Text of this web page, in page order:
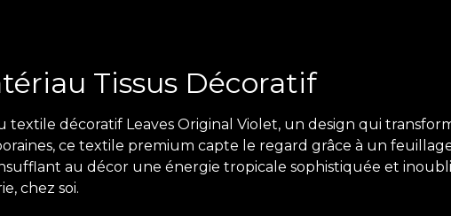
Tissus Décoratif
décoratif Leaves Original Violet, un design qui
ce textile premium capte le regard grâce à un
au décor une énergie tropicale sophistiquée et
chez soi.